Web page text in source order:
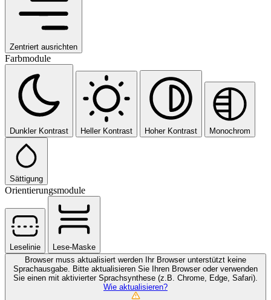
Zentriert ausrichten
Farbmodule
Dunkler Kontrast Heller Kontrast Hoher Kontrast Monochrom
Sättigung
Orientierungsmodule
Leselinie
Lese-Maske
Browser muss aktualisiert werden
Ihr Browser unterstützt keine
Sprachausgabe. Bitte aktualisieren Sie Ihren Browser oder verwenden
Sie einen mit aktivierter Sprachsynthese (z.B. Chrome, Edge, Safari).
Wie aktualisieren?